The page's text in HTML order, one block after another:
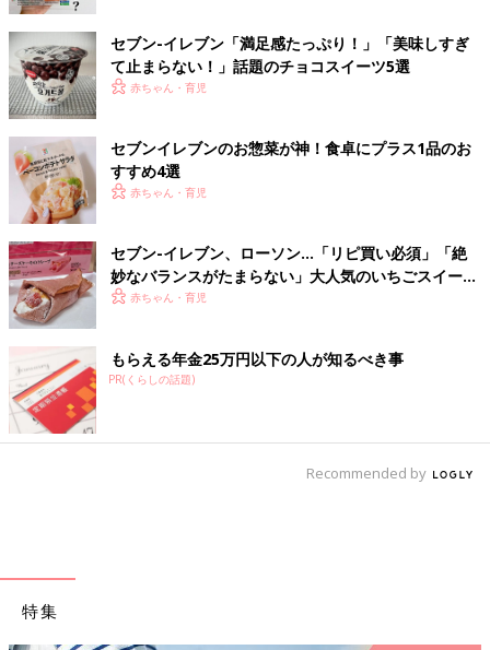
出典：Instagramアカウント「suusuu5946」
この画像のヘルシーランチを作ったsuuさん。材料は、セブンイ
たんだとか。セブンイレブンのタコスミートは大豆ミートででき
ていて、ヘルシーな上にとってもおいしんだそうですよ。タコス
ミートと温玉のおかげでドレッシングもいらず、ヘルシーな仕上
がりになるというのも◎
料理が面倒な時こそサラダ一品足しでヘルシーラン
チを！
セブン-イレブン「満足感たっぷり！」「美味しすぎ
て止まらない！」話題のチョコスイーツ5選
赤ちゃん・育児
セブンイレブンのお惣菜が神！食卓にプラス1品のお
すすめ4選
赤ちゃん・育児
セブン-イレブン、ローソン…「リピ買い必須」「絶
妙なバランスがたまらない」大人気のいちごスイーツ
4選赤ちゃん・育児
もらえる年金25万円以下の人が知るべき事
PR(くらしの話題)
Recommended by
特集